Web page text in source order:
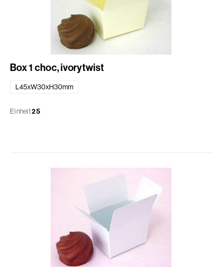
Box 1 choc, ivorytwist
L45xW30xH30mm
Einheit25